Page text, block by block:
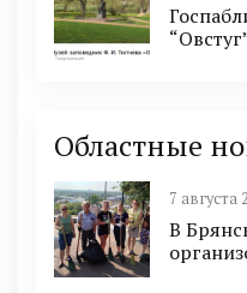
Областные
7 августа
В